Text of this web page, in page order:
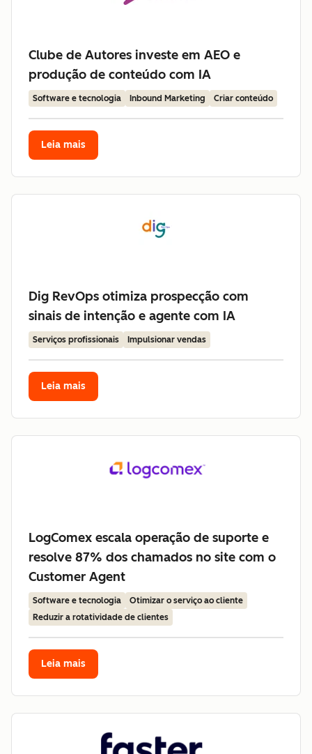
Clube de Autores investe em AEO e
produção de conteúdo com IA
Software e tecnologia Inbound Marketing Criar conteúdo
Leia mais
Dig RevOps otimiza prospecção com
sinais de intenção e agente com IA
Serviços profissionais Impulsionar vendas
Leia mais
LogComex escala operação de suporte e
resolve 87% dos chamados no site com o
Customer Agent
Software e tecnologia
Otimizar o serviço ao cliente
Reduzir a rotatividade de clientes
Leia mais